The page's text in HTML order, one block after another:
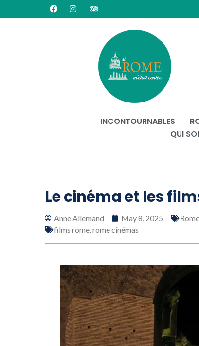
INCONTOURNABLES
QUI
Le cinéma et les
Anne Allemand May 8, 2025 Rome
films rome,rome cinémas